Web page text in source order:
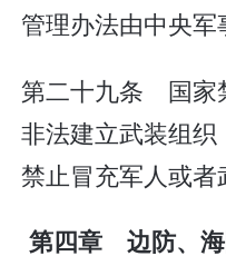
管理办法由中央军
第二十九条 国家
非法建立武装组织
禁止冒充军人或者
第四章 边防、海